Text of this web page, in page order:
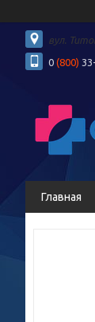
вул.
0 (800)
Главная